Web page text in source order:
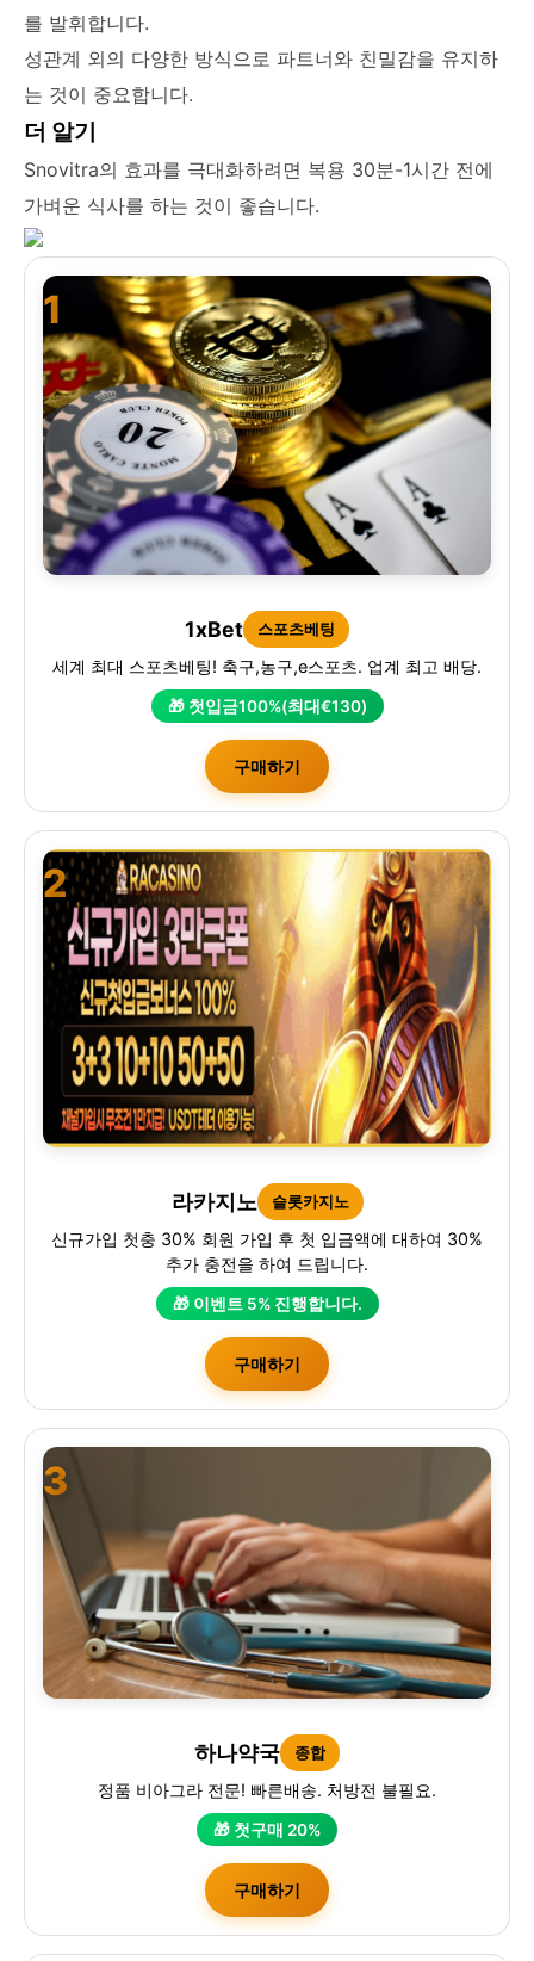
를 발휘합니다.
성관계 외의 다양한 방식으로 파트너와 친밀감을 유지하
는 것이 중요합니다.
더 알기
Snovitra의 효과를 극대화하려면 복용 30분-1시간 전에
가벼운 식사를 하는 것이 좋습니다.
1
1xBet 스포츠베팅
세계 최대 스포츠베팅! 축구,농구,e스포츠. 업계 최고 배당.
🎁 첫입금100%(최대€130)
구매하기
2
라카지노 슬롯카지노
신규가입 첫충 30% 회원 가입 후 첫 입금액에 대하여 30%
추가 충전을 하여 드립니다.
🎁 이벤트 5% 진행합니다.
구매하기
3
하나약국 종합
정품 비아그라 전문! 빠른배송. 처방전 불필요.
🎁 첫구매 20%
구매하기